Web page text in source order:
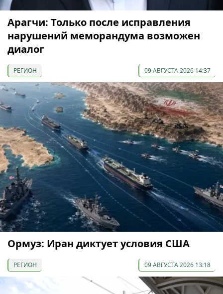
Арагчи: Только после исправления
нарушений меморандума возможен
диалог
РЕГИОН 09 АВГУСТА 2026 14:37
Ормуз: Иран диктует условия США
РЕГИОН 09 АВГУСТА 2026 13:18